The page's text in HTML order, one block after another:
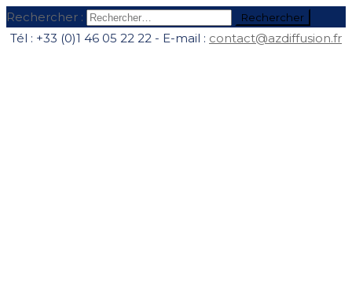
Rechercher :
Tél : +33 (0)1 46 05 22 22 - E-mail : contact@azdiffusion.fr